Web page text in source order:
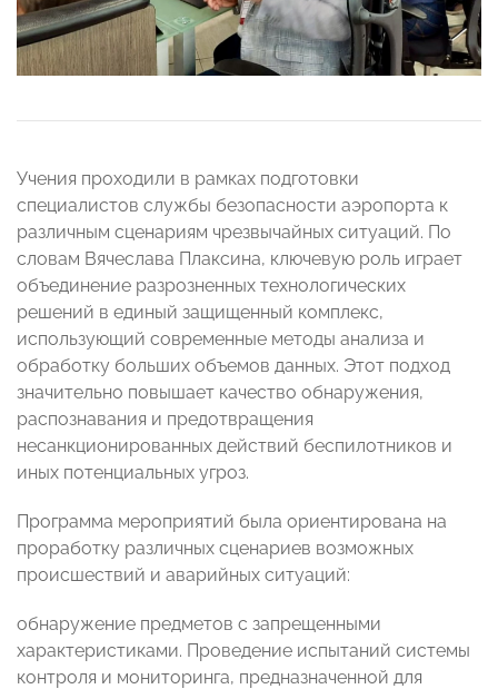
Учения проходили в рамках подготовки
специалистов службы безопасности аэропорта к
различным сценариям чрезвычайных ситуаций. По
словам Вячеслава Плаксина, ключевую роль играет
объединение разрозненных технологических
решений в единый защищенный комплекс,
использующий современные методы анализа и
обработку больших объемов данных. Этот подход
значительно повышает качество обнаружения,
распознавания и предотвращения
несанкционированных действий беспилотников и
иных потенциальных угроз.
Программа мероприятий была ориентирована на
проработку различных сценариев возможных
происшествий и аварийных ситуаций:
обнаружение предметов с запрещенными
характеристиками. Проведение испытаний системы
контроля и мониторинга, предназначенной для